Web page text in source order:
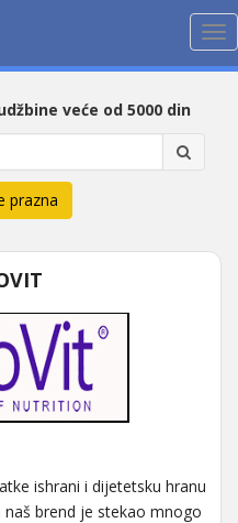
veće od 5000 din
prazna
ishrani i dijetetsku hranu
brend je stekao mnogo